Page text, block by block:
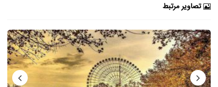
تصاویر مرتبط